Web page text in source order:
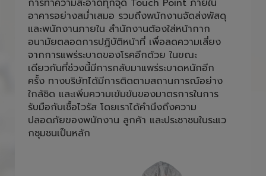
การทำความสะอาดทุกจุด Touch Point ภายใน
อาคารอย่างสม่ำเสมอ รวมถึงพนักงานจัดส่งพัสดุ
และพนักงานภายใน สำนักงานต้องใส่หน้ากาก
อนามัยตลอดการปฎิบัติหน้าที่ เพื่อลดความเสี่ยง
จากการแพร่ระบาดของโรคอีกด้วย ในขณะ
เดียวกันที่ช่วงนี้มีการกลับมาแพร่ระบาดหนักอีก
ครั้ง ทางบริษัทได้มีการติดตามสถานการณ์อย่าง
ใกล้ชิด และเพิ่มความเข้มข้นของมาตรการในการ
รับมือกับเชื้อไวรัส โดยเราได้คำนึงถึงความ
ปลอดภัยของพนักงาน ลูกค้า และประชาชนในระแว
กชุมชนเป็นหลัก